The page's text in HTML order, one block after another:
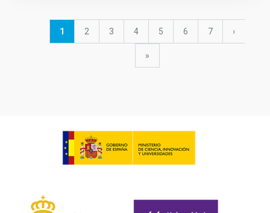
Current
1 Page
2 Page
3 Page
4 Page
5 Page
6 Page
7
Next
›
last
»